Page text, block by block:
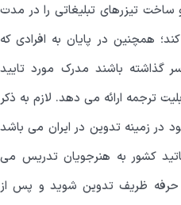
ساخت تیزرهای تبلیغاتی را در مدت
می کند؛ همچنین در پایان به افرادی که
گذاشته باشند مدرک مورد تایید
ترجمه ارائه می دهد. لازم به ذکر
در زمینه تدوین در ایران می باشد
کشور به هنرجویان تدریس می
حرفه ظریف تدوین شوید و پس از